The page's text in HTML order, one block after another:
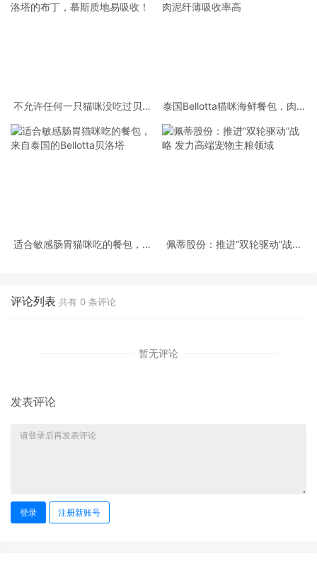
不允许任何一只猫咪没吃过贝洛
泰国Bellotta猫咪海鲜餐包，肉泥
适合敏感肠胃猫咪吃的餐包，来
佩蒂股份：推进“双轮驱动”战略
评论列表 共有 0 条评论
暂无评论
发表评论
登录 注册新账号